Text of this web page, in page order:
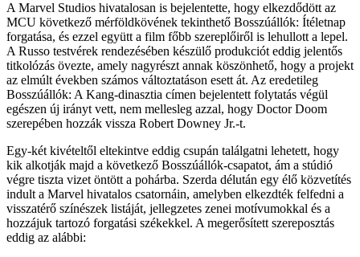
A Marvel Studios hivatalosan is bejelentette, hogy elkezdődött az
MCU következő mérföldkövének tekinthető Bosszúállók: Ítéletnap
forgatása, és ezzel együtt a film főbb szereplőiről is lehullott a lepel.
A Russo testvérek rendezésében készülő produkciót eddig jelentős
titkolózás övezte, amely nagyrészt annak köszönhető, hogy a projekt
az elmúlt években számos változtatáson esett át. Az eredetileg
Bosszúállók: A Kang-dinasztia címen bejelentett folytatás végül
egészen új irányt vett, nem mellesleg azzal, hogy Doctor Doom
szerepében hozzák vissza Robert Downey Jr.-t.
Egy-két kivételtől eltekintve eddig csupán találgatni lehetett, hogy
kik alkotják majd a következő Bosszúállók-csapatot, ám a stúdió
végre tiszta vizet öntött a pohárba. Szerda délután egy élő közvetítés
indult a Marvel hivatalos csatornáin, amelyben elkezdték felfedni a
visszatérő színészek listáját, jellegzetes zenei motívumokkal és a
hozzájuk tartozó forgatási székekkel. A megerősített szereposztás
eddig az alábbi: